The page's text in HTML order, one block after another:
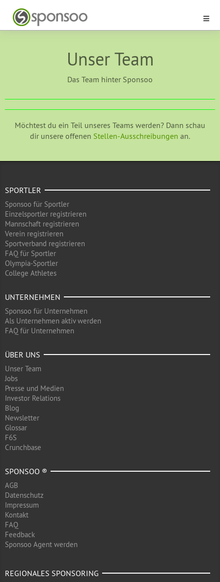
Unser Team
Das Team hinter Sponsoo
Möchtest du ein Teil unseres Teams werden? Dann schau
dir unsere offenen Stellen-Ausschreibungen an.
SPORTLER
Sponsoo für Sportler
Einzelsportler registrieren
Mannschaft registrieren
Verein registrieren
Sportverband registrieren
FAQ für Sportler
Olympia-Sportler
College Athletes
UNTERNEHMEN
Sponsoo für Unternehmen
Als Unternehmen aktiv werden
FAQ für Unternehmen
ÜBER UNS
Unser Team
Jobs
Presse und Medien
Investor Relations
Blog
Newsletter
Glossar
F6S
Crunchbase
SPONSOO ®
AGB
Datenschutz
Impressum
Kontakt
FAQ
Feedback
Sponsoo Agent werden
REGIONALES SPONSORING